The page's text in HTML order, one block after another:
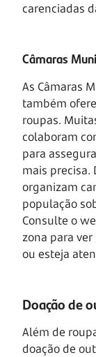
carenciadas
Câmaras
As Câmaras
também
roupas.
colaboram
para
mais precisa.
organizam
população
Consulte o
zona para
ou esteja
Doação de
Além de
doação de